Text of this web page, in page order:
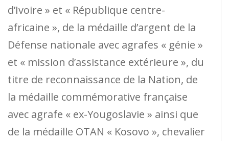
d’Ivoire » et « République centre-
africaine », de la médaille d’argent de la
Défense nationale avec agrafes « génie »
et « mission d’assistance extérieure », du
titre de reconnaissance de la Nation, de
la médaille commémorative française
avec agrafe « ex-Yougoslavie » ainsi que
de la médaille OTAN « Kosovo », chevalier